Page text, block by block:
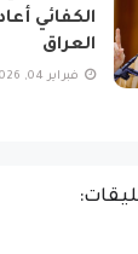
الكفائي
العراق
فبراير 04, 2026